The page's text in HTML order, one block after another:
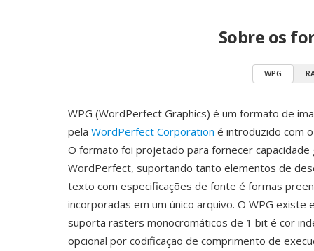
Sobre os
WPG
WPG (WordPerfect Graphics) é um formato de
pela WordPerfect Corporation é introduzido com
O formato foi projetado para fornecer capacidade
WordPerfect, suportando tanto elementos de
texto com especificações de fonte é formas
incorporadas em um único arquivo. O WPG existe
suporta rasters monocromáticos de 1 bit é cor
opcional por codificação de comprimento de